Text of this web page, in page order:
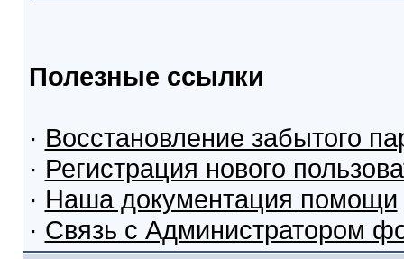
Полезные ссылки
· Восстановление забытого
· Регистрация нового
· Наша документация помощи
· Связь с Администратором